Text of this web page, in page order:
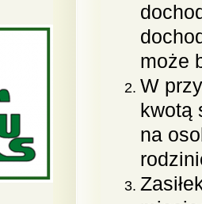
może
W
kwotą
na